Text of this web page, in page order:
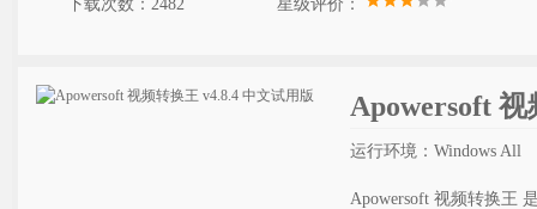
下载次数：2482 星级评价：
Apowersoft
运行环境：Windows All
Apowersoft 视频转换王